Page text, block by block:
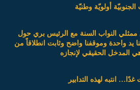
أولويّة وطنيّة
ممثلي النواب السنة مع الرئيس بري حول
يد واحدة وموقفنا واضح وثابت انطلاقاً من
المدخل الحقيقي لإنجازه
انتبه لهذه التدابير